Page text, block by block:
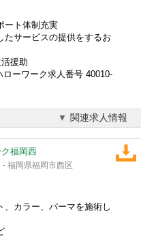
ート体制充実
たサービスの提供をするお
援助
ーワーク求人番号 40010-
関連求人情報
福岡西
- 福岡県福岡市西区
、カラー、パーマを施術し